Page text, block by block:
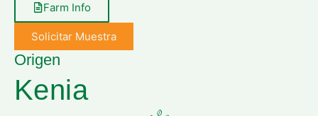
Farm Info
Solicitar Muestra
Origen
Kenia